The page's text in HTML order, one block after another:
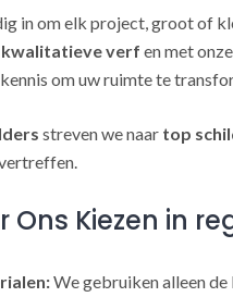
in om elk project, groot of
kwalitatieve verf en met
om uw ruimte te
streven we naar top
Kiezen in
We gebruiken alleen de